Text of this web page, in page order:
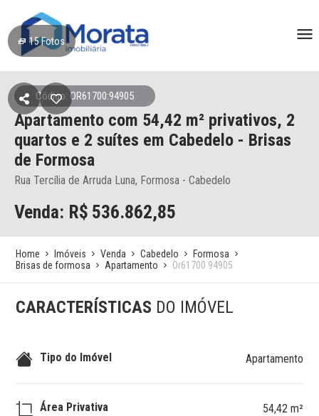
15Fotos
Código: OR61700:94905
Apartamento com 54,42 m² privativos, 2
quartos e 2 suítes em Cabedelo - Brisas
de Formosa
Rua Tercília de Arruda Luna, Formosa - Cabedelo
Venda: R$ 536.862,85
Home Imóveis Venda Cabedelo
Formosa
Brisas de formosa
Apartamento Or61700 94905
CARACTERÍSTICAS DO IMÓVEL
Tipo do Imóvel Apartamento
Área Privativa 54,42 m²